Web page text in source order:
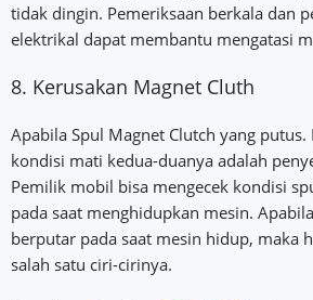
tidak dingin. Pemeriksaan berkala dan
elektrikal dapat membantu mengatasi
8. Kerusakan Magnet Cluth
Apabila Spul Magnet Clutch yang putus.
kondisi mati kedua-duanya adalah
Pemilik mobil bisa mengecek kondisi
pada saat menghidupkan mesin.
berputar pada saat mesin hidup, maka
salah satu ciri-cirinya.